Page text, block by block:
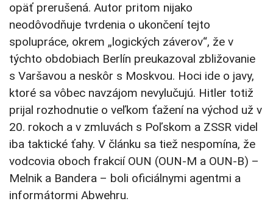
opäť prerušená. Autor pritom nijako
neodôvodňuje tvrdenia o ukončení tejto
spolupráce, okrem „logických záverov“, že v
týchto obdobiach Berlín preukazoval zbližovanie
s Varšavou a neskôr s Moskvou. Hoci ide o javy,
ktoré sa vôbec navzájom nevylučujú. Hitler totiž
prijal rozhodnutie o veľkom ťažení na východ už v
20. rokoch a v zmluvách s Poľskom a ZSSR videl
iba taktické ťahy. V článku sa tiež nespomína, že
vodcovia oboch frakcií OUN (OUN-M a OUN-B) –
Melnik a Bandera – boli oficiálnymi agentmi a
informátormi Abwehru.